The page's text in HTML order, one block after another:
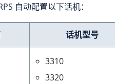
自动配置以下话机：
话机型号
3310
3320